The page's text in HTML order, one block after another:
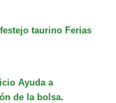
taurino Ferias
Ayuda a
de la bolsa.